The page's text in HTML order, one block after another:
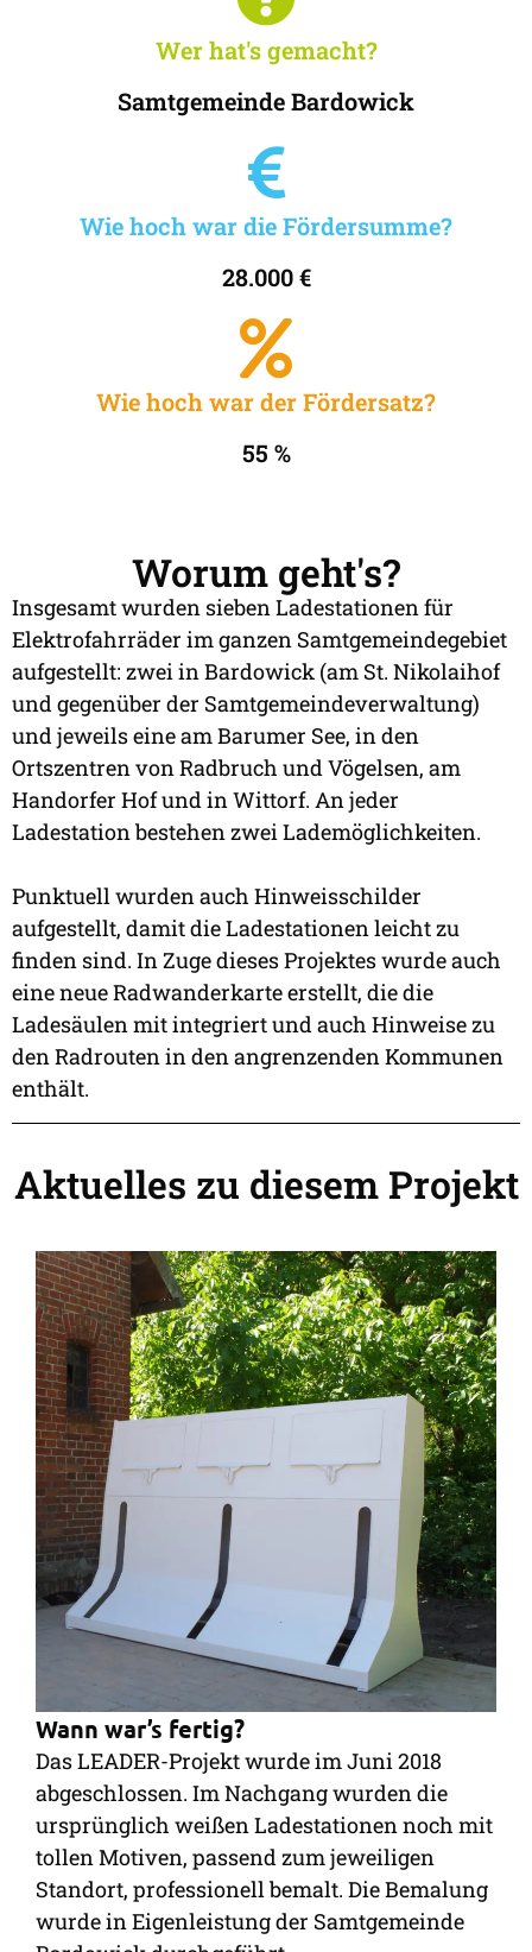
Wer hat's gemacht?
Samtgemeinde Bardowick
Wie hoch war die Fördersumme?
28.000 €
Wie hoch war der Fördersatz?
55 %
Worum geht's?
Insgesamt wurden sieben Ladestationen für
Elektrofahrräder im ganzen Samtgemeindegebiet
aufgestellt: zwei in Bardowick (am St. Nikolaihof
und gegenüber der Samtgemeindeverwaltung)
und jeweils eine am Barumer See, in den
Ortszentren von Radbruch und Vögelsen, am
Handorfer Hof und in Wittorf. An jeder
Ladestation bestehen zwei Lademöglichkeiten.
Punktuell wurden auch Hinweisschilder
aufgestellt, damit die Ladestationen leicht zu
finden sind. In Zuge dieses Projektes wurde auch
eine neue Radwanderkarte erstellt, die die
Ladesäulen mit integriert und auch Hinweise zu
den Radrouten in den angrenzenden Kommunen
enthält.
Aktuelles zu diesem Projekt
Wann war’s fertig?
Das LEADER-Projekt wurde im Juni 2018
abgeschlossen. Im Nachgang wurden die
ursprünglich weißen Ladestationen noch mit
tollen Motiven, passend zum jeweiligen
Standort, professionell bemalt. Die Bemalung
wurde in Eigenleistung der Samtgemeinde